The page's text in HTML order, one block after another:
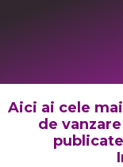
Aici ai cele
de